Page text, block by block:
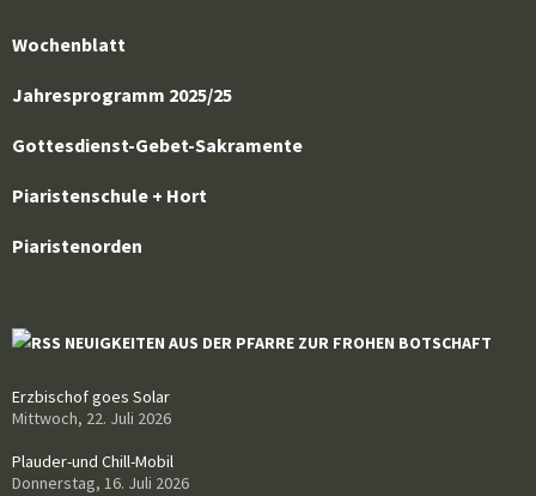
Wochenblatt
Jahresprogramm 2025/25
Gottesdienst-Gebet-Sakramente
Piaristenschule + Hort
Piaristenorden
NEUIGKEITEN AUS DER PFARRE ZUR FROHEN BOTSCHAFT
Erzbischof goes Solar
Mittwoch, 22. Juli 2026
Plauder-und Chill-Mobil
Donnerstag, 16. Juli 2026